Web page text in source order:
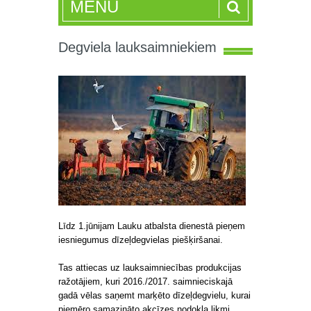
MENU
Degviela lauksaimniekiem
Līdz 1.jūnijam Lauku atbalsta dienestā pieņem
iesniegumus dīzeļdegvielas piešķiršanai.
Tas attiecas uz lauksaimniecības produkcijas
ražotājiem, kuri 2016./2017. saimnieciskajā
gadā vēlas saņemt marķēto dīzeļdegvielu, kurai